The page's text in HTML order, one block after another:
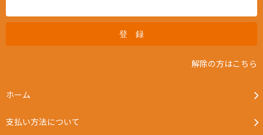
解除の方はこちら
ホーム
支払い方法について